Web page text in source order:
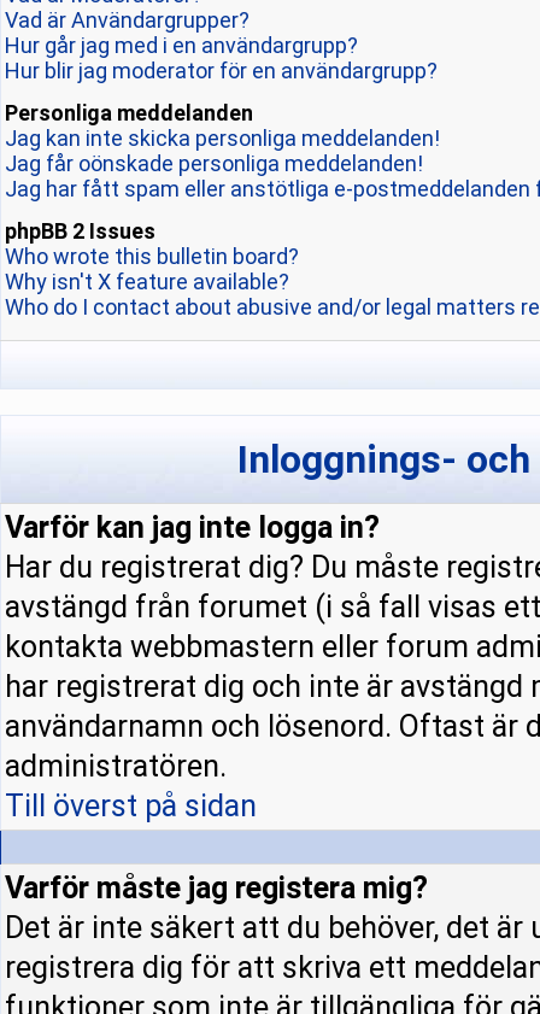
Vad är Användargrupper?
Hur går jag med i en användargrupp?
Hur blir jag moderator för en användargrupp?
Personliga meddelanden
Jag kan inte skicka personliga meddelanden!
Jag får oönskade personliga meddelanden!
Jag har fått spam eller anstötliga e-postmeddelanden
phpBB 2 Issues
Who wrote this bulletin board?
Why isn't X feature available?
Who do I contact about abusive and/or legal matters
Inloggnings-
Varför kan jag inte logga in?
Har du registrerat dig? Du måste
avstängd från forumet (i så fall visas
kontakta webbmastern eller forum
har registrerat dig och inte är
användarnamn och lösenord. Oftast
administratören.
Till överst på sidan
Varför måste jag registera mig?
Det är inte säkert att du behöver, det
registrera dig för att skriva ett